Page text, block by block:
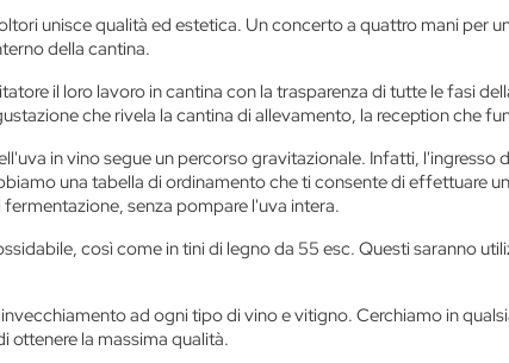
unisce qualità ed estetica. Un concerto a quattro mani per
della cantina.
il loro lavoro in cantina con la trasparenza di tutte le fasi
che rivela la cantina di allevamento, la reception che
in vino segue un percorso gravitazionale. Infatti, l'ingresso
una tabella di ordinamento che ti consente di effettuare
senza pompare l'uva intera.
così come in tini di legno da 55 esc. Questi saranno
ad ogni tipo di vino e vitigno. Cerchiamo in
ottenere la massima qualità.